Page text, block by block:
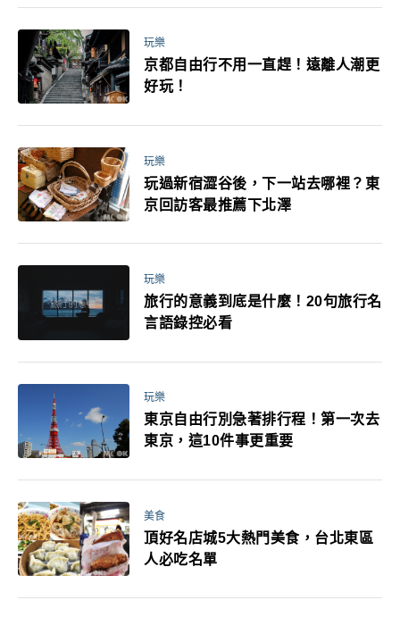
玩樂
京都自由行不用一直趕！遠離人潮更
好玩！
玩樂
玩過新宿澀谷後，下一站去哪裡？東
京回訪客最推薦下北澤
玩樂
旅行的意義到底是什麼！20句旅行名
言語錄控必看
玩樂
東京自由行別急著排行程！第一次去
東京，這10件事更重要
美食
頂好名店城5大熱門美食，台北東區
人必吃名單